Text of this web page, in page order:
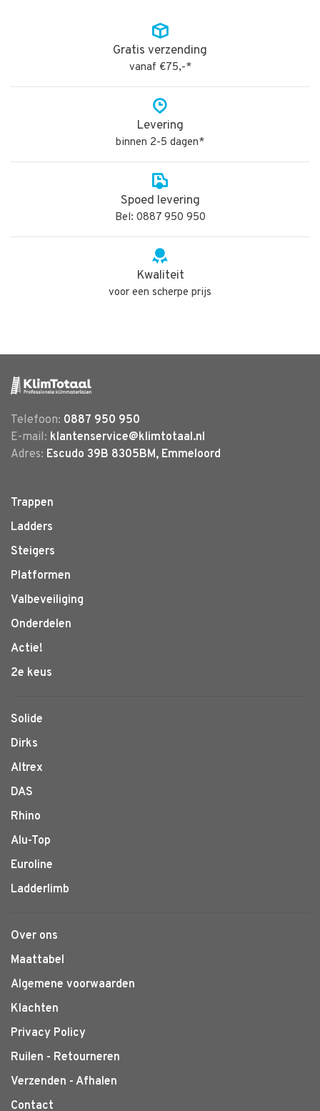
Gratis verzending
vanaf €75,-*
Levering
binnen 2-5 dagen*
Spoed levering
Bel: 0887 950 950
Kwaliteit
voor een scherpe prijs
Telefoon: 0887 950 950
E-mail: klantenservice@klimtotaal.nl
Adres: Escudo 39B 8305BM, Emmeloord
Trappen
Ladders
Steigers
Platformen
Valbeveiliging
Onderdelen
Actie!
2e keus
Solide
Dirks
Altrex
DAS
Rhino
Alu-Top
Euroline
Ladderlimb
Over ons
Maattabel
Algemene voorwaarden
Klachten
Privacy Policy
Ruilen - Retourneren
Verzenden - Afhalen
Contact